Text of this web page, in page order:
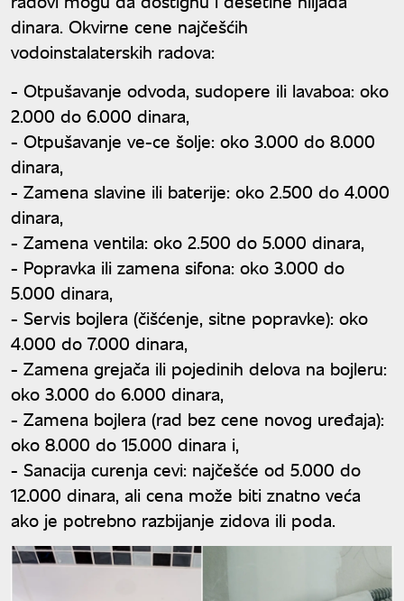
dinara. Okvirne cene najčešćih
vodoinstalaterskih radova:
- Otpušavanje odvoda, sudopere ili lavaboa: oko
2.000 do 6.000 dinara,
- Otpušavanje ve-ce šolje: oko 3.000 do 8.000
dinara,
- Zamena slavine ili baterije: oko 2.500 do 4.000
dinara,
- Zamena ventila: oko 2.500 do 5.000 dinara,
- Popravka ili zamena sifona: oko 3.000 do
5.000 dinara,
- Servis bojlera (čišćenje, sitne popravke): oko
4.000 do 7.000 dinara,
- Zamena grejača ili pojedinih delova na bojleru:
oko 3.000 do 6.000 dinara,
- Zamena bojlera (rad bez cene novog uređaja):
oko 8.000 do 15.000 dinara i,
- Sanacija curenja cevi: najčešće od 5.000 do
12.000 dinara, ali cena može biti znatno veća
ako je potrebno razbijanje zidova ili poda.